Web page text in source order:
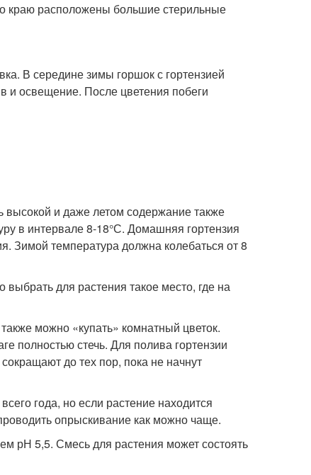
краю расположены большие стерильные
В середине зимы горшок с гортензией
и освещение. После цветения побеги
высокой и даже летом содержание также
в интервале 8-18°С. Домашняя гортензия
Зимой температура должна колебаться от 8
для растения такое место, где на
можно «купать» комнатный цветок.
полностью стечь. Для полива гортензии
до тех пор, пока не начнут
года, но если растение находится
опрыскивание как можно чаще.
рН 5,5. Смесь для растения может состоять